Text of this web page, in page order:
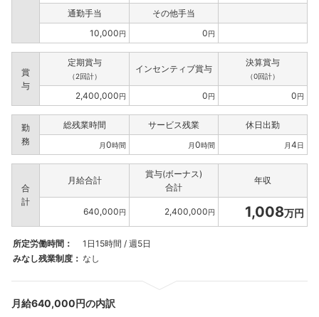
通勤手当
その他手当
10,000円 0円
賞
与
定期賞与
（2回計）
インセンティブ賞与
決算賞与
（0回計）
2,400,000円 0円 0円
勤
務
総残業時間 サービス残業 休日出勤
月0時間 月0時間 月4日
合
計
月給合計
賞与(ボーナス)
合計
年収
640,000円 2,400,000円 1,008万円
所定労働時間：
1日15時間 / 週5日
みなし残業制度： なし
月給640,000円の内訳